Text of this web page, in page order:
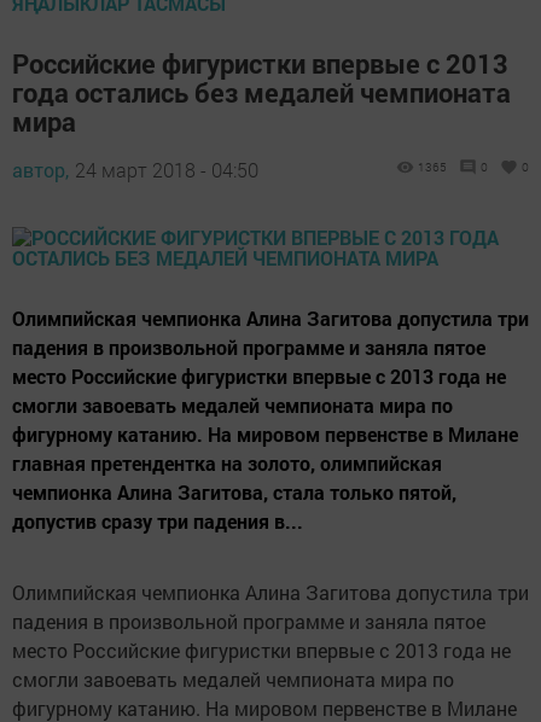
Российские фигуристки впервые с 2013
года остались без медалей чемпионата
мира
автор, 24 март 2018 - 04:50 1365 0 0
Олимпийская чемпионка Алина Загитова допустила три
падения в произвольной программе и заняла пятое
место Российские фигуристки впервые с 2013 года не
смогли завоевать медалей чемпионата мира по
фигурному катанию. На мировом первенстве в Милане
главная претендентка на золото, олимпийская
чемпионка Алина Загитова, стала только пятой,
допустив сразу три падения в...
Олимпийская чемпионка Алина Загитова допустила три
падения в произвольной программе и заняла пятое
место Российские фигуристки впервые с 2013 года не
смогли завоевать медалей чемпионата мира по
фигурному катанию. На мировом первенстве в Милане